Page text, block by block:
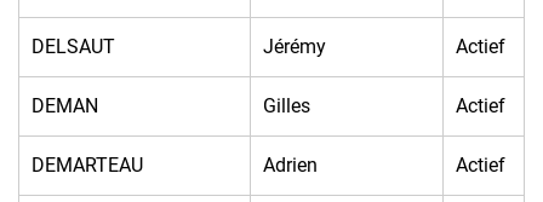
DELSAUT Jérémy Actief
DEMAN Gilles Actief
DEMARTEAU Adrien Actief